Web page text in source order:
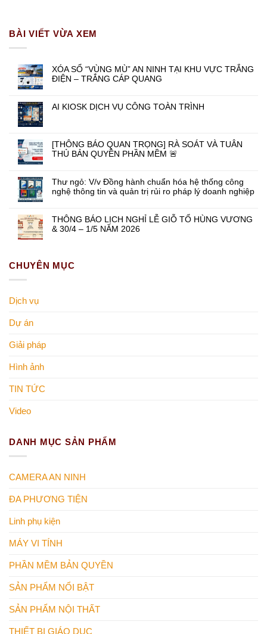
BÀI VIẾT VỪA XEM
XÓA SỔ “VÙNG MÙ” AN NINH TẠI KHU VỰC TRẮNG
ĐIỆN – TRẮNG CÁP QUANG
AI KIOSK DỊCH VỤ CÔNG TOÀN TRÌNH
[THÔNG BÁO QUAN TRỌNG] RÀ SOÁT VÀ TUÂN
THỦ BẢN QUYỀN PHẦN MỀM 🚨
Thư ngỏ: V/v Đồng hành chuẩn hóa hệ thống công
nghệ thông tin và quản trị rủi ro pháp lý doanh nghiệp
THÔNG BÁO LỊCH NGHỈ LỄ GIỖ TỔ HÙNG VƯƠNG
& 30/4 – 1/5 NĂM 2026
CHUYÊN MỤC
Dịch vụ
Dự án
Giải pháp
Hình ảnh
TIN TỨC
Video
DANH MỤC SẢN PHẨM
CAMERA AN NINH
ĐA PHƯƠNG TIỆN
Linh phụ kiện
MÁY VI TÍNH
PHẦN MỀM BẢN QUYỀN
SẢN PHẨM NỔI BẬT
SẢN PHẨM NỘI THẤT
THIẾT BỊ GIÁO DỤC